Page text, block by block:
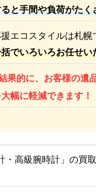
と手間や負荷がたく
エコスタイルは札
でいろいろお任せい
果的に、お客様の遺
幅に軽減できます！
・高級腕時計」の買